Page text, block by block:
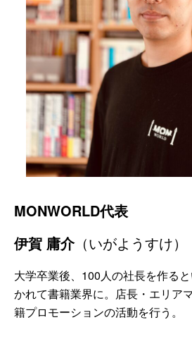
MONWORLD代表
伊賀 庸介（いがようすけ）
大学卒業後、100人の社長を作る
かれて書籍業界に。店長・エリア
籍プロモーションの活動を行う。